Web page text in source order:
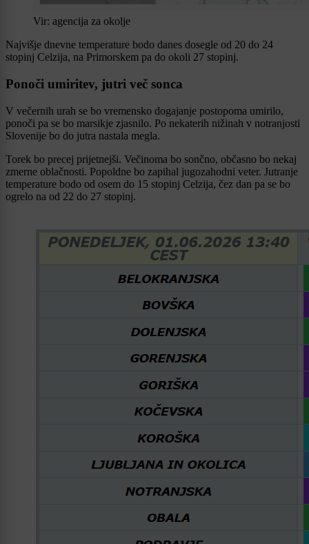
Vir: agencija za okolje
Najvišje dnevne temperature bodo danes dosegle od 20 do 24
stopinj Celzija, na Primorskem pa do okoli 27 stopinj.
Ponoči umiritev, jutri več sonca
V večernih urah se bo vremensko dogajanje postopoma umirilo,
ponoči pa se bo marsikje zjasnilo. Po nekaterih nižinah v notranjosti
Slovenije bo do jutra nastala megla.
Torek bo precej prijetnejši. Večinoma bo sončno, občasno bo nekaj
zmerne oblačnosti. Popoldne bo zapihal jugozahodni veter. Jutranje
temperature bodo od osem do 15 stopinj Celzija, čez dan pa se bo
ogrelo na od 22 do 27 stopinj.